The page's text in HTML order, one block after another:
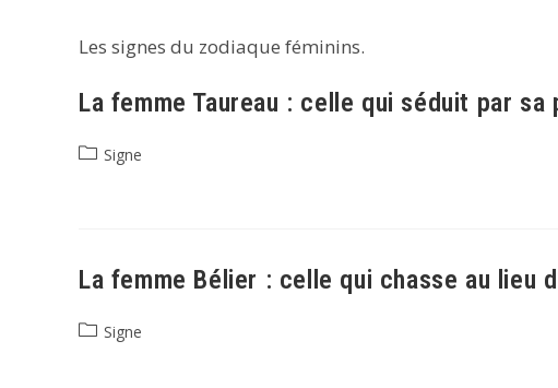
Les signes du zodiaque féminins.
La femme Taureau : celle qui séduit par sa
PostSigne
La femme Bélier : celle qui chasse au lieu
PostSigne